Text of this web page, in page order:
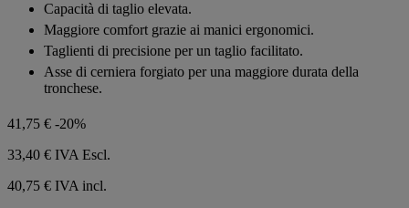
stelle.
Capacità di taglio elevata.
Maggiore comfort grazie ai manici ergonomici.
Taglienti di precisione per un taglio facilitato.
Asse di cerniera forgiato per una maggiore durata della
tronchese.
41,75 € -20%
33,40 € IVA Escl.
40,75 € IVA incl.